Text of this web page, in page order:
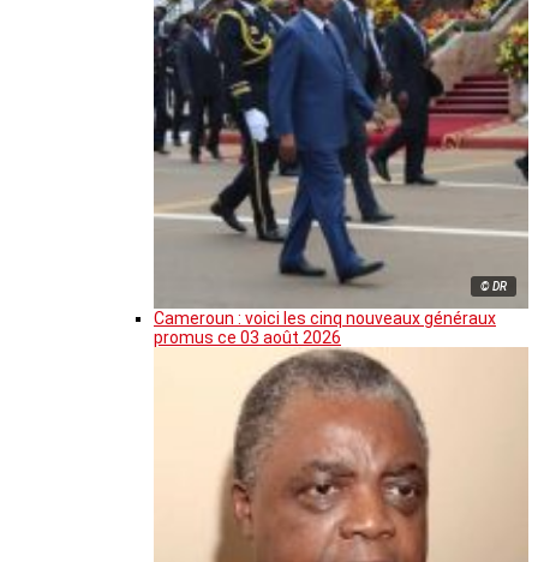
© DR
Cameroun : voici les cinq nouveaux généraux
promus ce 03 août 2026